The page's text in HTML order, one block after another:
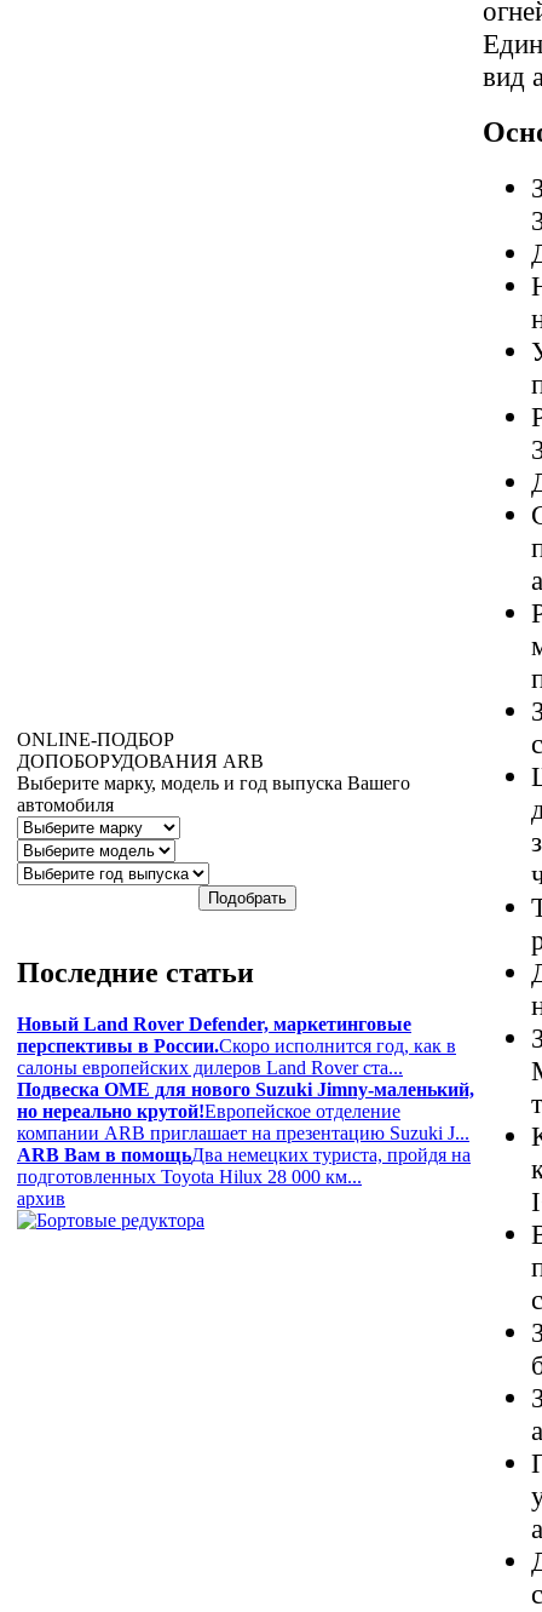
ONLINE-ПОДБОР
ДОПОБОРУДОВАНИЯ ARB
Выберите марку, модель и год выпуска Вашего
автомобиля
Последние статьи
Новый Land Rover Defender, маркетинговые
перспективы в России.Скоро исполнится год, как в
салоны европейских дилеров Land Rover ста...
Подвеска OME для нового Suzuki Jimny-маленький,
но нереально крутой!Европейское отделение
компании ARB приглашает на презентацию Suzuki J...
ARB Вам в помощьДва немецких туриста, пройдя на
подготовленных Toyota Hilux 28 000 км...
архив
вид